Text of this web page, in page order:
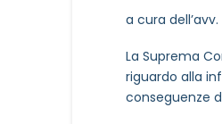
a cura
La Suprema
riguardo alla
conseguenze